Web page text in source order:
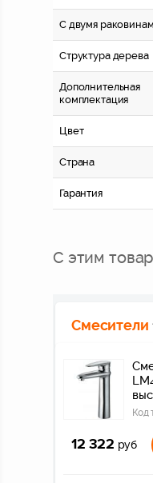
С двумя
Структура дерева
Дополнительная
комплектация
Цвет
Страна
Гарантия
С этим
Смесители
Код
12 322 руб